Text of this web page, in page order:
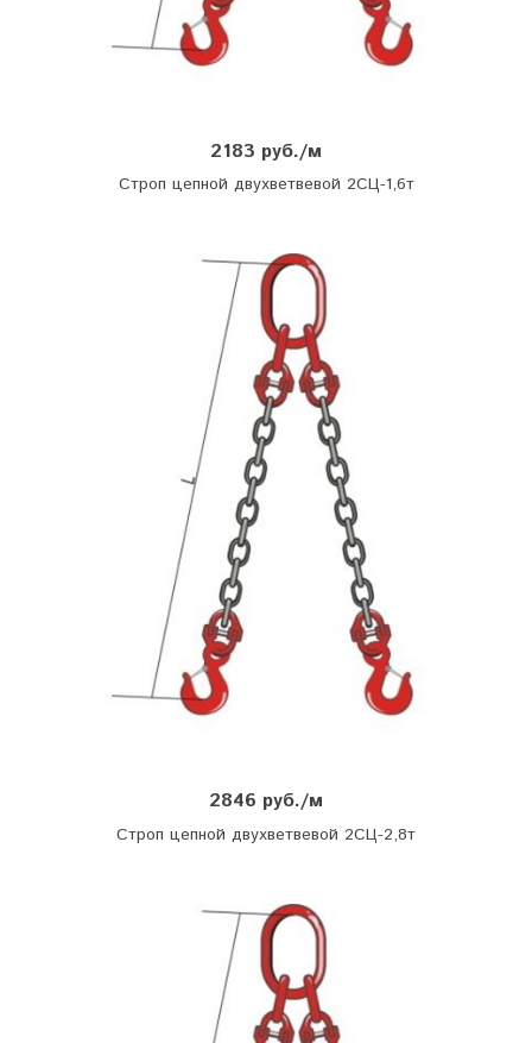
2183 руб./м
Строп цепной двухветвевой 2СЦ-1,6т
2846 руб./м
Строп цепной двухветвевой 2СЦ-2,8т